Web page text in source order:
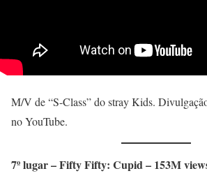
M/V de “S-Class” do stray Kids.
no YouTube.
7º lugar – Fifty Fifty: Cupid – 153M